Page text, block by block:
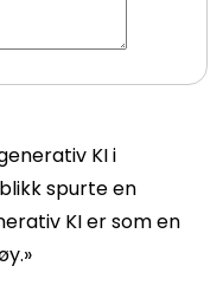
KI i
spurte en
KI er som en